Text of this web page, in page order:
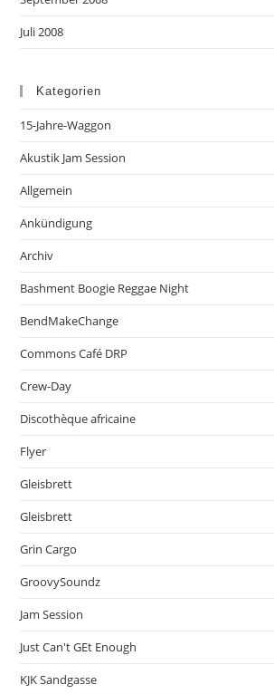
Juli 2008
Kategorien
15-Jahre-Waggon
Akustik Jam Session
Allgemein
Ankündigung
Archiv
Bashment Boogie Reggae Night
BendMakeChange
Commons Café DRP
Crew-Day
Discothèque africaine
Flyer
Gleisbrett
Gleisbrett
Grin Cargo
GroovySoundz
Jam Session
Just Can't GEt Enough
KJK Sandgasse